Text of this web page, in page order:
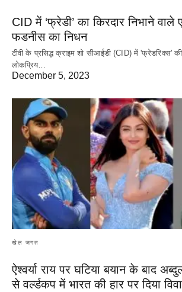
CID में ‘फ्रेडी’ का किरदार निभाने वाले
फडनीस का निधन
टीवी के प्रसिद्ध क्राइम शो सीआईडी (CID) में 'फ्रेडरिक्स'
लोकप्रिय…
December 5, 2023
खेल जगत
ऐश्वर्या राय पर‌ घटिया बयान के बाद
से वर्ल्डकप में भारत की हार पर दिया